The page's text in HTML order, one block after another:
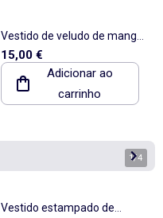
Vestido de veludo de manga
comprida
15,00 €
Adicionar ao
carrinho
1/4
Vestido estampado de